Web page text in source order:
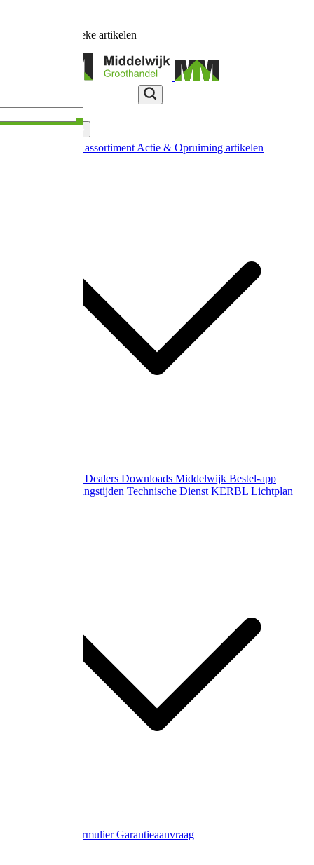
unieke artikelen
Nieuw in ons assortiment Actie & Opruiming artikelen
Dealers Downloads Middelwijk Bestel-app
Gewijzigde openingstijden Technische Dienst KERBL Lichtplan
RetourformulierGarantieaanvraag